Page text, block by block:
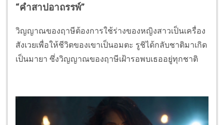
“คำสาปอาถรรพ์”
วิญญาณของฤาษีต้องการใช้ร่างของหญิงสาวเป็นเครื่อง
สังเวยเพื่อให้ชีวิตของเขาเป็นอมตะ รูชิได้กลับชาติมาเกิด
เป็นมายา ซึ่งวิญญาณของฤาษีเฝ้ารอพบเธออยู่ทุกชาติ